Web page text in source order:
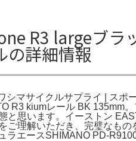
R3 largeブラ
の詳細情報
シマサイクルサプライ | スポ
R3 kiumレール BK 135mm
と思います。イーストン
ご理解いただき、完璧なも
ラエースSHIMANO PD-